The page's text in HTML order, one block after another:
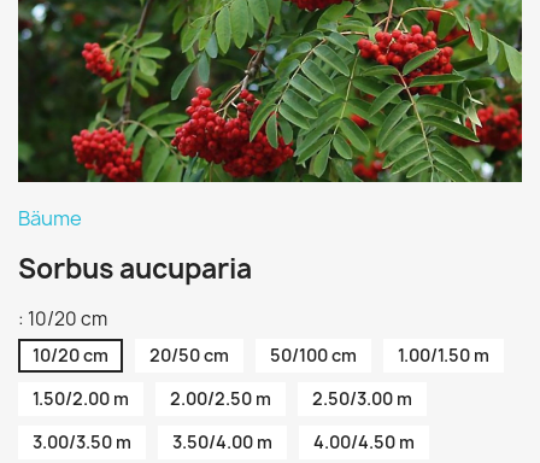
Bäume
Sorbus aucuparia
: 10/20 cm
10/20 cm 20/50 cm 50/100 cm
1.00/1.50 m
1.50/2.00 m
2.00/2.50 m
2.50/3.00 m
3.00/3.50 m
3.50/4.00 m
4.00/4.50 m